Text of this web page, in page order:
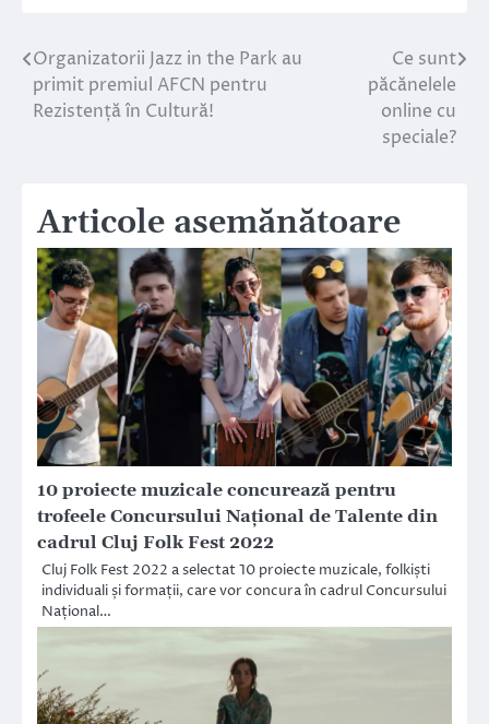
Navigare
în
Organizatorii Jazz in the Park au
primit premiul AFCN pentru
Rezistență în Cultură!
Ce sunt
păcănelele
online cu
speciale?
Articole asemănătoare
10 proiecte muzicale concurează pentru
trofeele Concursului Național de Talente din
cadrul Cluj Folk Fest 2022
Cluj Folk Fest 2022 a selectat 10 proiecte muzicale, folkiști
individuali și formații, care vor concura în cadrul Concursului
Național…